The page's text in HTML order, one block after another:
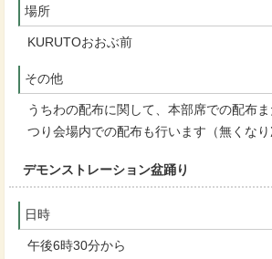
場所
KURUTOおおぶ前
その他
うちわの配布に関して、本部席での配布
つり会場内での配布も行います（無くなり
デモンストレーション盆踊り
日時
午後6時30分から